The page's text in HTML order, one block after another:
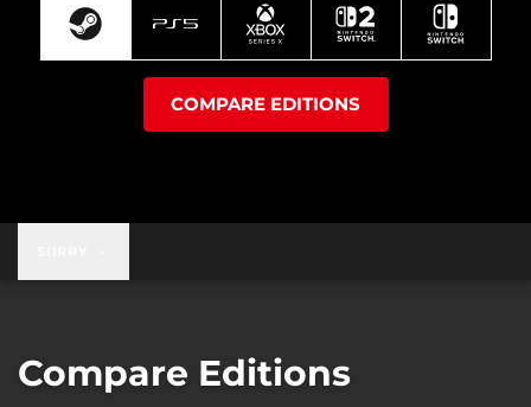
COMPARE EDITIONS
Compare Editions